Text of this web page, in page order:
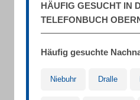
HÄUFIG GESUCHT IN
TELEFONBUCH
Häufig gesuchte
Niebuhr Dralle